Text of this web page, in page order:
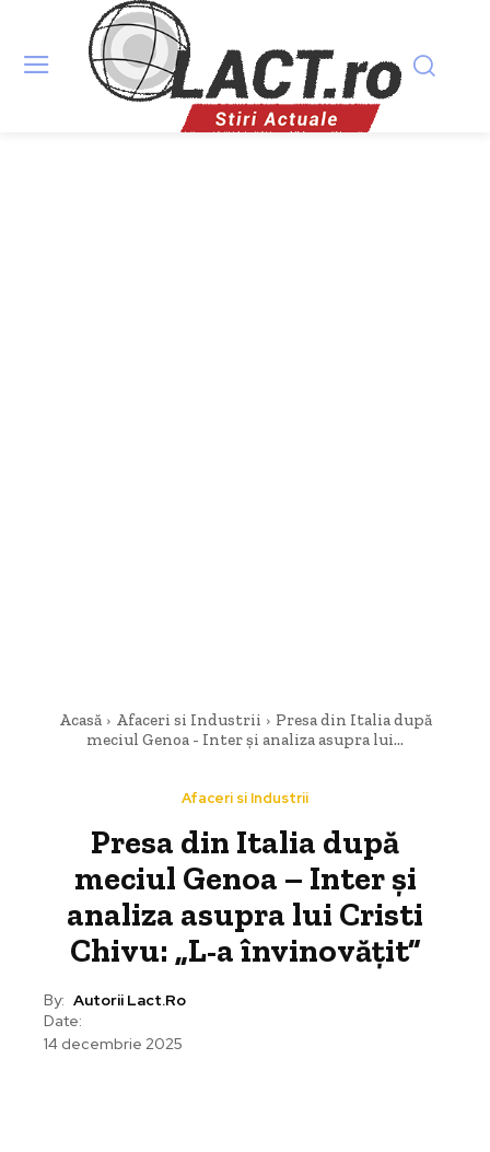
Acasă Afaceri si Industrii
Presa din Italia după
meciul Genoa - Inter și analiza asupra lui...
Afaceri si Industrii
Presa din Italia după
meciul Genoa – Inter și
analiza asupra lui Cristi
Chivu: „L-a învinovățit”
By: Autorii Lact.ro
Date:
14 decembrie 2025